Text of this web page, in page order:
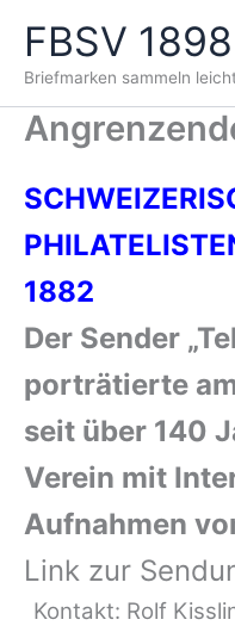
Inhalt
springen
FBSV
Briefmarken sammeln
1882
Der Sender
porträtierte
seit über 140
Verein mit
Aufnahmen
Link zur
Kontakt: Rolf